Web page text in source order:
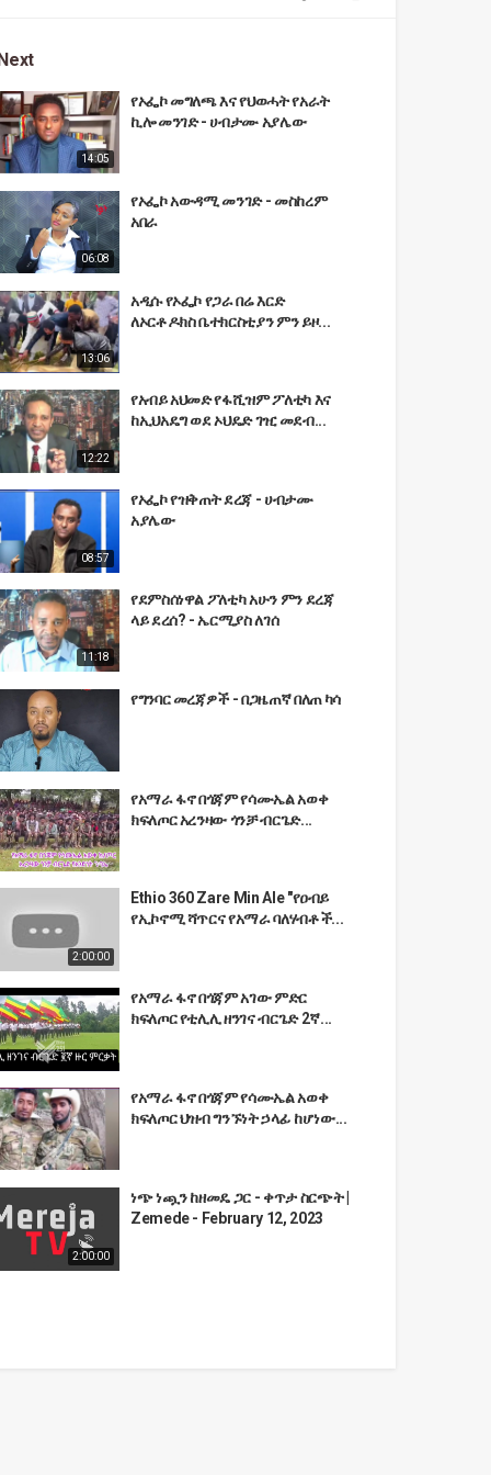
14:05
የኦፌኮ መግለጫ እና የህወሓት የአራት
ኪሎ መንገድ - ሀብታሙ አያሌው
06:08
የኦፌኮ አውዳሚ መንገድ - መስከረም
አበራ
13:06
አዲሱ የኦፌኮ የጋራ በሬ እርድ
ለኦርቶዶክስ ቤተክርስቲያን ምን ይዞ...
12:22
የአብይ አህመድ የፋሺዝም ፖለቲካ እና
ከኢህአዴግ ወደ ኦህዴድ ገዢ መደብ...
08:57
የኦፌኮ የዝቅጠት ደረጃ - ሀብታሙ
አያሌው
11:18
የደምስሰነዋል ፖለቲካ አሁን ምን ደረጃ
ላይ ደረሰ? - ኤርሚያስ ለገሰ
የግንባር መረጃዎች - በጋዜጠኛ በለጠ ካሳ
የአማራ ፋኖ በጎጃም የሳሙኤል አወቀ
ክፍለጦር አረንዛው ጎንቻ ብርጌድ...
2:00:00
Ethio 360 Zare Min Ale "የዐብይ
የኢኮኖሚ ሻጥርና የአማራ ባለሃብቶች...
የአማራ ፋኖ በጎጃም አገው ምድር
ክፍለጦር የቲሊሊ ዘንገና ብርጌድ 2ኛ...
የአማራ ፋኖ በጎጃም የሳሙኤል አወቀ
ክፍለጦር ህዝብ ግንኙነት ኃላፊ ከሆነው...
2:00:00
ነጭ ነጯን ከዘመዴ ጋር - ቀጥታ ስርጭት |
Zemede - February 12, 2023